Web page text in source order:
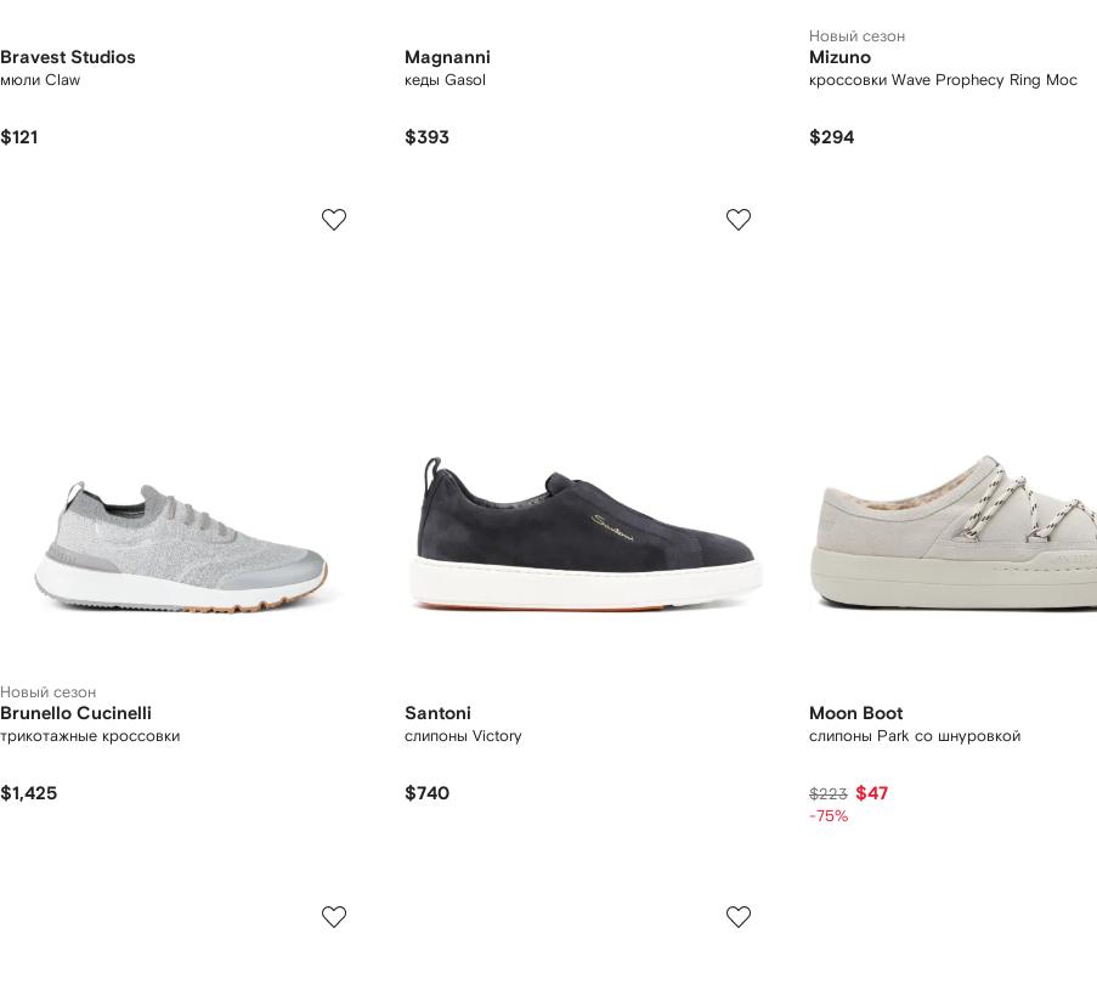
Bravest Studios
мюли Claw
$121
Magnanni
кеды Gasol
$393
Новый сезон
Mizuno
кроссовки Wave Prophecy Ring Moc
$294
Новый сезон
Brunello Cucinelli
трикотажные кроссовки
$1,425
Santoni
слипоны Victory
$740
Moon Boot
слипоны Park со шнуровкой
$223 $47
-75%